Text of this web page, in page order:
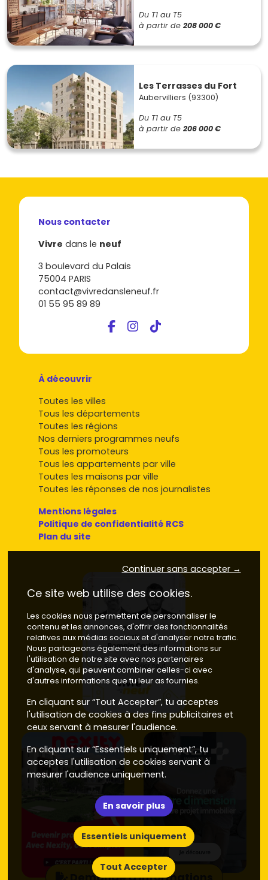
Du T1 au T5
à partir de 208 000 €
Les Terrasses du Fort
Aubervilliers (93300)
Du T1 au T5
à partir de 206 000 €
Nous contacter
Vivre dans le neuf
3 boulevard du Palais
75004 PARIS
contact@vivredansleneuf.fr
01 55 95 89 89
À découvrir
Toutes les villes
Tous les départements
Toutes les régions
Nos derniers programmes neufs
Tous les promoteurs
Tous les appartements par ville
Toutes les maisons par ville
Toutes les réponses de nos journalistes
Mentions légales
Politique de confidentialité RCS
Plan du site
Continuer sans accepter →
Ce site web utilise des cookies.
Les cookies nous permettent de personnaliser le
contenu et les annonces, d'offrir des fonctionnalités
relatives aux médias sociaux et d'analyser notre trafic.
Nous partageons également des informations sur
l'utilisation de notre site avec nos partenaires
d'analyse, qui peuvent combiner celles-ci avec
d'autres informations que tu leur as fournies.
En cliquant sur “Tout Accepter”, tu acceptes
l'utilisation de cookies à des fins publicitaires et
ceux servant à mesurer l'audience.
En cliquant sur “Essentiels uniquement”, tu
acceptes l'utilisation de cookies servant à
mesurer l'audience uniquement.
En savoir plus
Essentiels uniquement
Tout Accepter